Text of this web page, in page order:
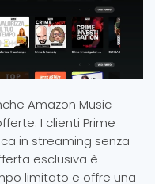
Amazon Music
I clienti Prime
in streaming senza
esclusiva è
limitato e offre una